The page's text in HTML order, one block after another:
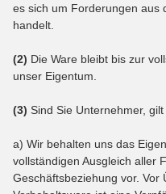
es sich um Forderungen aus
handelt.
(2) Die Ware bleibt bis zur
unser Eigentum.
(3) Sind Sie Unternehmer,
a) Wir behalten uns das
vollständigen Ausgleich aller
Geschäftsbeziehung vor.